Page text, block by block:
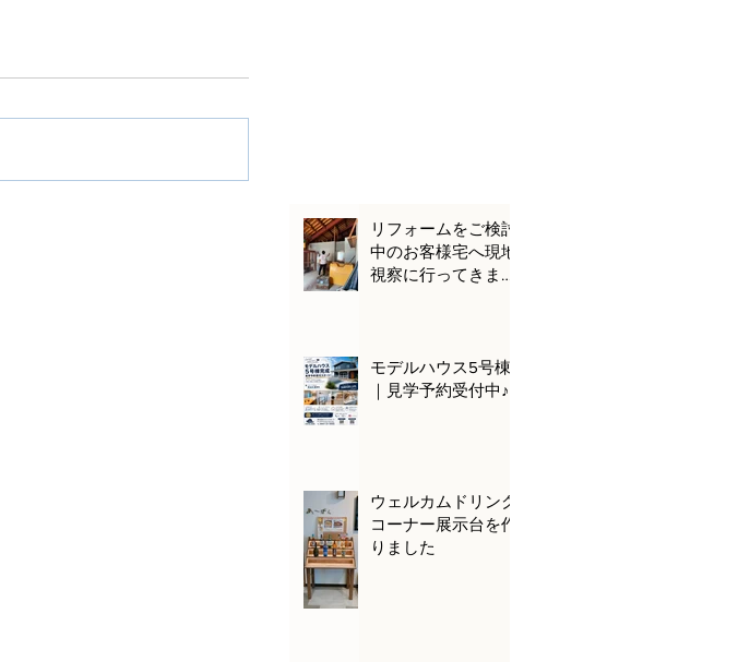
リフォームをご検討
中のお客様宅へ現地
視察に行ってきまし
モデルハウス5号棟
｜見学予約受付中♪
ウェルカムドリンク
コーナー展示台を作
りました